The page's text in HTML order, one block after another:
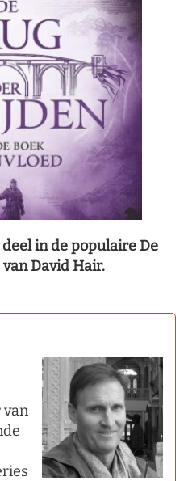
in de populaire De
David Hair.
van